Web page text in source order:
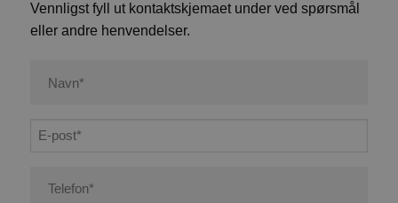
Vennligst fyll ut kontaktskjemaet under ved spørsmål
eller andre henvendelser.
E-